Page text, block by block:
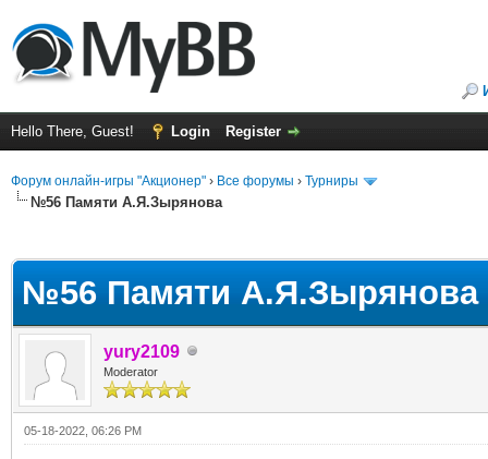
Hello There, Guest! Login Register
Форум онлайн-игры "Акционер" › Все форумы › Турниры
№56 Памяти А.Я.Зырянова
№56 Памяти А.Я.Зырянова
yury2109
Moderator
05-18-2022, 06:26 PM